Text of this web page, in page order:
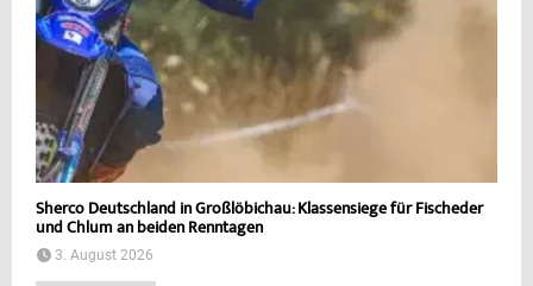
Sherco Deutschland in Großlöbichau: Klassensiege für Fischeder
und Chlum an beiden Renntagen
3. August 2026